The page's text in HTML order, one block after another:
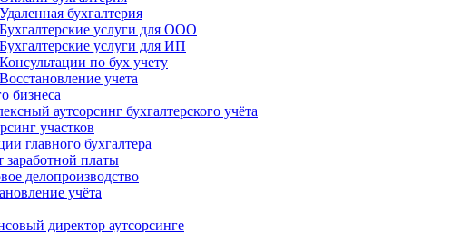
Удаленная бухгалтерия
Бухгалтерские услуги для ООО
Бухгалтерские услуги для ИП
Консультации по бух учету
Восстановление учета
бизнеса
аутсорсинг бухгалтерского учёта
участков
главного бухгалтера
заработной платы
делопроизводство
учёта
директор аутсорсинге